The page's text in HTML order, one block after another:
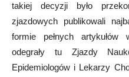
takiej decyzji było
zjazdowych publikowali
formie pełnych
odegrały tu Zjazdy
Epidemiologów i Lekarzy